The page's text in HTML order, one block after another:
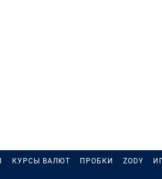
КУРСЫ ВАЛЮТ ПРОБКИ ZODY